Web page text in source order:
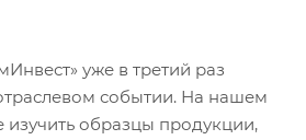
уже в третий раз
событии. На нашем
изучить образцы продукции,